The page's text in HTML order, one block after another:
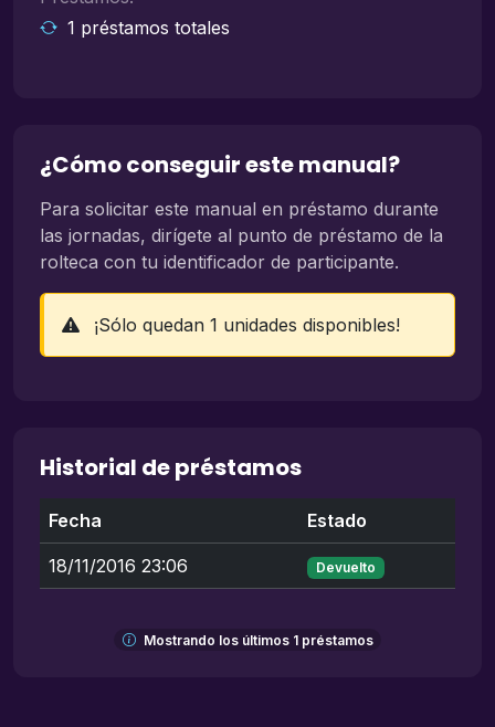
1 préstamos totales
¿Cómo conseguir este manual?
Para solicitar este manual en préstamo durante
las jornadas, dirígete al punto de préstamo de la
rolteca con tu identificador de participante.
¡Sólo quedan 1 unidades disponibles!
Historial de préstamos
Fecha Estado
18/11/2016 23:06 Devuelto
Mostrando los últimos 1 préstamos